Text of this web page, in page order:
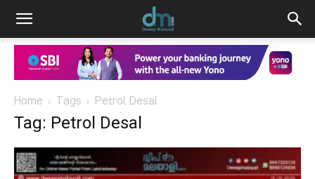
Home Tags Petrol Desal
Tag: Petrol Desal